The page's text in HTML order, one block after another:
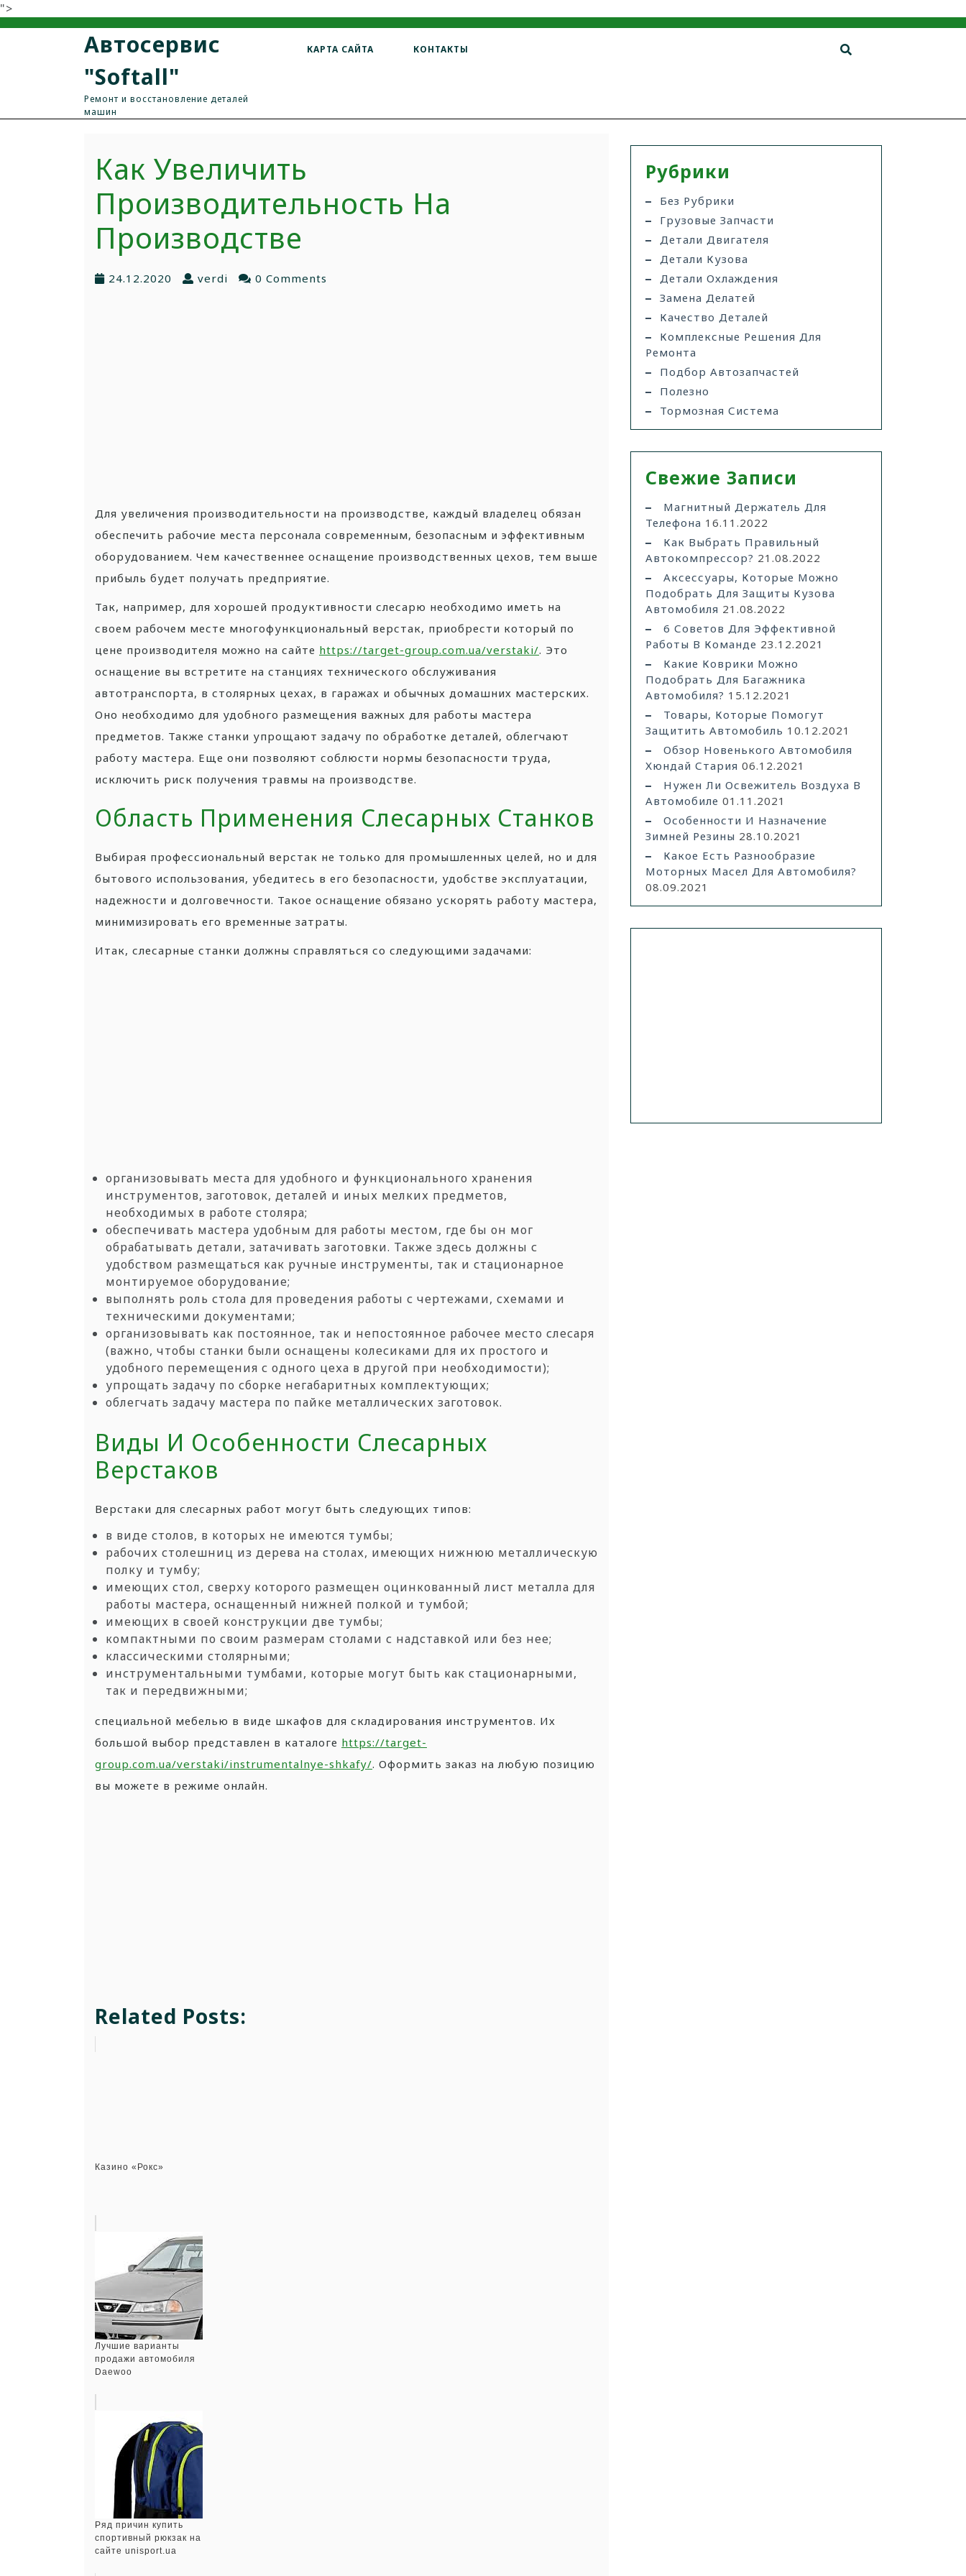
">
Автосервис
"Softall"
Ремонт и восстановление деталей
машин
КАРТА САЙТА КОНТАКТЫ
Как Увеличить
Производительность На
Производстве
24.12.2020 verdi 0 Comments
Для увеличения производительности на производстве, каждый владелец обязан
обеспечить рабочие места персонала современным, безопасным и эффективным
оборудованием. Чем качественнее оснащение производственных цехов, тем выше
прибыль будет получать предприятие.
Так, например, для хорошей продуктивности слесарю необходимо иметь на
своем рабочем месте многофункциональный верстак, приобрести который по
цене производителя можно на сайте https://target-group.com.ua/verstaki/. Это
оснащение вы встретите на станциях технического обслуживания
автотранспорта, в столярных цехах, в гаражах и обычных домашних мастерских.
Оно необходимо для удобного размещения важных для работы мастера
предметов. Также станки упрощают задачу по обработке деталей, облегчают
работу мастера. Еще они позволяют соблюсти нормы безопасности труда,
исключить риск получения травмы на производстве.
Область Применения Слесарных Станков
Выбирая профессиональный верстак не только для промышленных целей, но и для
бытового использования, убедитесь в его безопасности, удобстве эксплуатации,
надежности и долговечности. Такое оснащение обязано ускорять работу мастера,
минимизировать его временные затраты.
Итак, слесарные станки должны справляться со следующими задачами:
организовывать места для удобного и функционального хранения
инструментов, заготовок, деталей и иных мелких предметов,
необходимых в работе столяра;
обеспечивать мастера удобным для работы местом, где бы он мог
обрабатывать детали, затачивать заготовки. Также здесь должны с
удобством размещаться как ручные инструменты, так и стационарное
монтируемое оборудование;
выполнять роль стола для проведения работы с чертежами, схемами и
техническими документами;
организовывать как постоянное, так и непостоянное рабочее место слесаря
(важно, чтобы станки были оснащены колесиками для их простого и
удобного перемещения с одного цеха в другой при необходимости);
упрощать задачу по сборке негабаритных комплектующих;
облегчать задачу мастера по пайке металлических заготовок.
Виды И Особенности Слесарных
Верстаков
Верстаки для слесарных работ могут быть следующих типов:
в виде столов, в которых не имеются тумбы;
рабочих столешниц из дерева на столах, имеющих нижнюю металлическую
полку и тумбу;
имеющих стол, сверху которого размещен оцинкованный лист металла для
работы мастера, оснащенный нижней полкой и тумбой;
имеющих в своей конструкции две тумбы;
компактными по своим размерам столами с надставкой или без нее;
классическими столярными;
инструментальными тумбами, которые могут быть как стационарными,
так и передвижными;
специальной мебелью в виде шкафов для складирования инструментов. Их
большой выбор представлен в каталоге https://target-
group.com.ua/verstaki/instrumentalnye-shkafy/. Оформить заказ на любую позицию
вы можете в режиме онлайн.
Related Posts:
Казино «Рокс»
Лучшие варианты
продажи автомобиля
Daewoo
Ряд причин купить
спортивный рюкзак на
сайте unisport.ua
Рубрики
Без Рубрики
Грузовые Запчасти
Детали Двигателя
Детали Кузова
Детали Охлаждения
Замена Делатей
Качество Деталей
Комплексные Решения Для
Ремонта
Подбор Автозапчастей
Полезно
Тормозная Система
Свежие Записи
Магнитный Держатель Для
Телефона 16.11.2022
Как Выбрать Правильный
Автокомпрессор? 21.08.2022
Аксессуары, Которые Можно
Подобрать Для Защиты Кузова
Автомобиля 21.08.2022
6 Советов Для Эффективной
Работы В Команде 23.12.2021
Какие Коврики Можно
Подобрать Для Багажника
Автомобиля? 15.12.2021
Товары, Которые Помогут
Защитить Автомобиль 10.12.2021
Обзор Новенького Автомобиля
Хюндай Стария 06.12.2021
Нужен Ли Освежитель Воздуха В
Автомобиле 01.11.2021
Особенности И Назначение
Зимней Резины 28.10.2021
Какое Есть Разнообразие
Моторных Масел Для Автомобиля?
08.09.2021